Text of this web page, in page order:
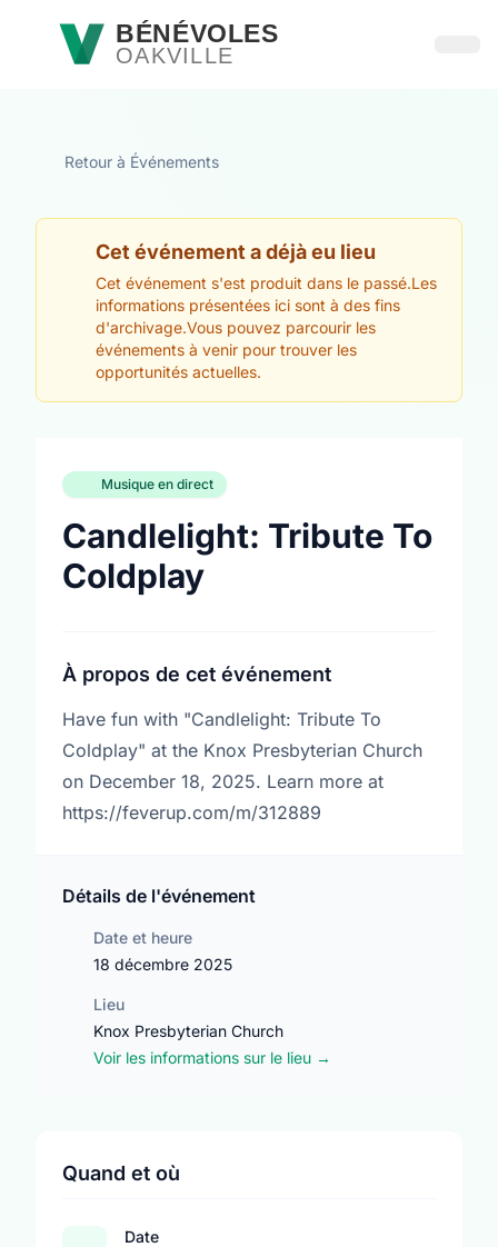
Passer au contenu principal
BÉNÉVOLES
OAKVILLE
Retour à Événements
Cet événement a déjà eu lieu
Cet événement s'est produit dans le passé.Les
informations présentées ici sont à des fins
d'archivage.Vous pouvez parcourir les
événements à venir pour trouver les
opportunités actuelles.
Musique en direct
Candlelight: Tribute To
Coldplay
À propos de cet événement
Have fun with "Candlelight: Tribute To
Coldplay" at the Knox Presbyterian Church
on December 18, 2025. Learn more at
https://feverup.com/m/312889
Détails de l'événement
Date et heure
18 décembre 2025
Lieu
Knox Presbyterian Church
Voir les informations sur le lieu →
Quand et où
Date